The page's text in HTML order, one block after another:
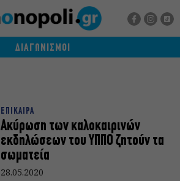
ΔΙΑΓΩΝΙΣΜΟΙ
ΕΠΙΚΑΙΡΑ
Ακύρωση των καλοκαιρινών
εκδηλώσεων του ΥΠΠΟ ζητούν τα
σωματεία
28.05.2020